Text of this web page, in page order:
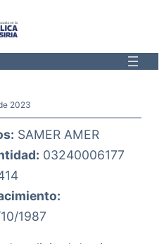
2023
SAMER AMER
03240006177
1987